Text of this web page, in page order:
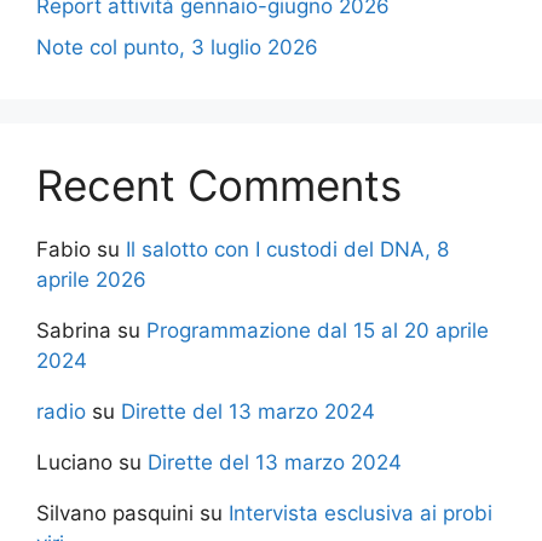
Report attività gennaio-giugno 2026
Note col punto, 3 luglio 2026
Recent Comments
Fabio su Il salotto con I custodi del DNA, 8
aprile 2026
Sabrina su Programmazione dal 15 al 20 aprile
2024
radio su Dirette del 13 marzo 2024
Luciano su Dirette del 13 marzo 2024
Silvano pasquini su Intervista esclusiva ai probi